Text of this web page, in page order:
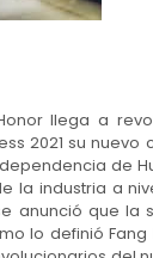
llega a
2021 su nuevo
de
la industria a
que la
lo definió